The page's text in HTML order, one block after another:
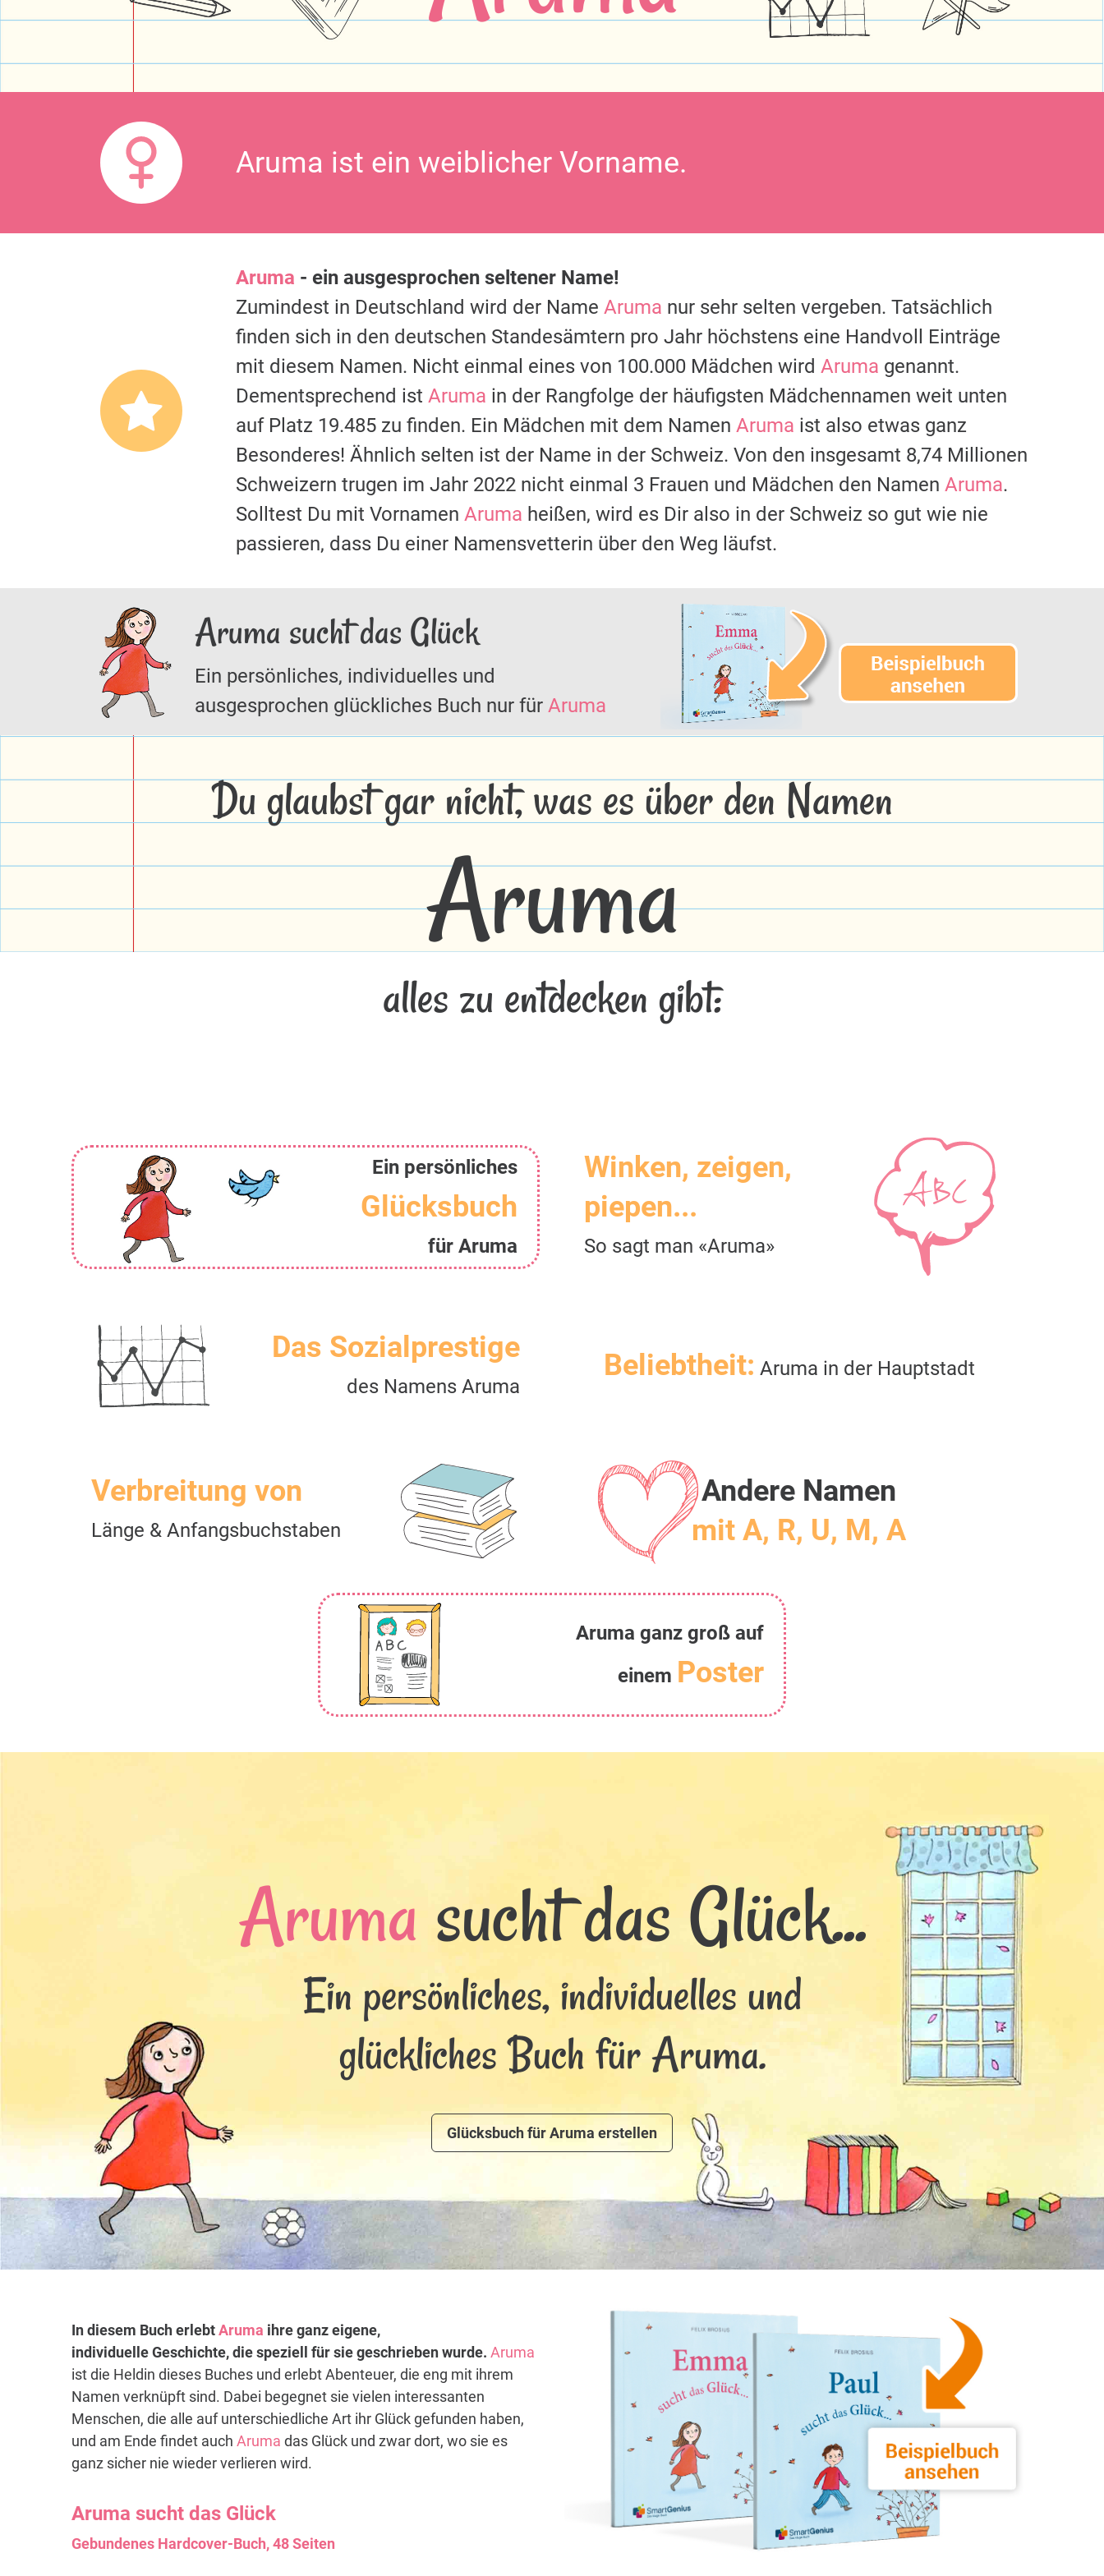
Aruma ist ein weiblicher Vorname.
Aruma - ein ausgesprochen seltener Name!
Zumindest in Deutschland wird der Name Aruma nur sehr selten vergeben. Tatsächlich
finden sich in den deutschen Standesämtern pro Jahr höchstens eine Handvoll Einträge
mit diesem Namen. Nicht einmal eines von 100.000 Mädchen wird Aruma genannt.
Dementsprechend ist Aruma in der Rangfolge der häufigsten Mädchennamen weit unten
auf Platz 19.485 zu finden. Ein Mädchen mit dem Namen Aruma ist also etwas ganz
Besonderes! Ähnlich selten ist der Name in der Schweiz. Von den insgesamt 8,74 Millionen
Schweizern trugen im Jahr 2022 nicht einmal 3 Frauen und Mädchen den Namen Aruma.
Solltest Du mit Vornamen Aruma heißen, wird es Dir also in der Schweiz so gut wie nie
passieren, dass Du einer Namensvetterin über den Weg läufst.
Aruma sucht das Glück
Ein persönliches, individuelles und
ausgesprochen glückliches Buch nur für Aruma
Du glaubst gar nicht, was es über den Namen
Aruma
alles zu entdecken gibt:
Ein persönliches
Glücksbuch
für Aruma
Winken, zeigen,
piepen...
So sagt man «Aruma»
Das Sozialprestige
des Namens Aruma
Beliebtheit: Aruma in der Hauptstadt
Verbreitung von
Länge & Anfangsbuchstaben
Andere Namen
mit A, R, U, M, A
Aruma ganz groß auf
einem Poster
Aruma sucht das Glück...
Ein persönliches, individuelles und
glückliches Buch für Aruma.
Glücksbuch für Aruma erstellen
In diesem Buch erlebtAruma ihre ganz eigene,
individuelle Geschichte, die speziell für sie geschrieben wurde. Aruma
ist die Heldin dieses Buches und erlebt Abenteuer, die eng mit ihrem
Namen verknüpft sind. Dabei begegnet sie vielen interessanten
Menschen, die alle auf unterschiedliche Art ihr Glück gefunden haben,
und am Ende findet auch Aruma das Glück und zwar dort, wo sie es
ganz sicher nie wieder verlieren wird.
Aruma sucht das Glück
Gebundenes Hardcover-Buch, 48 Seiten